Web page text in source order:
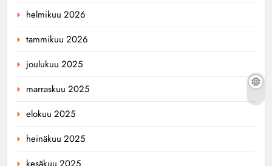
helmikuu 2026
tammikuu 2026
joulukuu 2025
marraskuu 2025
elokuu 2025
heinäkuu 2025